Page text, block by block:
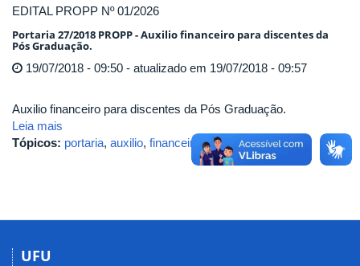
EDITAL PROPP Nº 01/2026
Portaria 27/2018 PROPP - Auxilio financeiro para discentes da
Pós Graduação.
19/07/2018 - 09:50 - atualizado em 19/07/2018 - 09:57
Auxilio financeiro para discentes da Pós Graduação.
Leia mais
Tópicos: portaria, auxilio, financeiro ,27, alunos
UFU